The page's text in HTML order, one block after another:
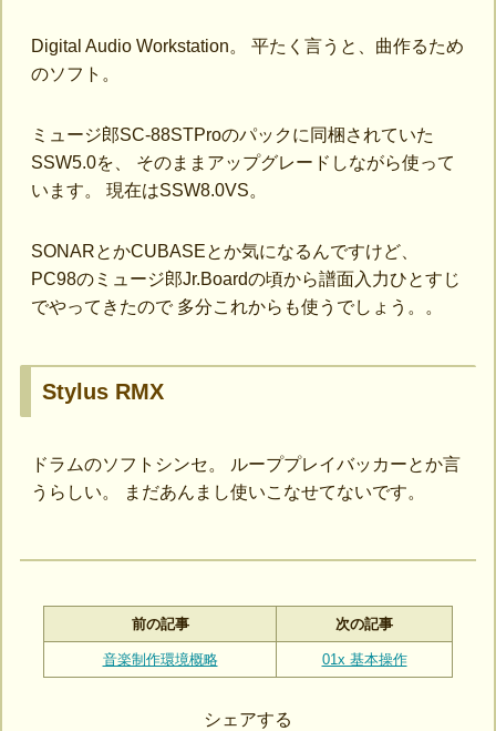
Digital Audio Workstation。 平たく言うと、曲作るため
のソフト。
ミュージ郎SC-88STProのパックに同梱されていた
SSW5.0を、 そのままアップグレードしながら使って
います。 現在はSSW8.0VS。
SONARとかCUBASEとか気になるんですけど、
PC98のミュージ郎Jr.Boardの頃から譜面入力ひとすじ
でやってきたので 多分これからも使うでしょう。。
Stylus RMX
ドラムのソフトシンセ。 ループプレイバッカーとか言
うらしい。 まだあんまし使いこなせてないです。
前の記事 次の記事
音楽制作環境概略 01x 基本操作
シェアする